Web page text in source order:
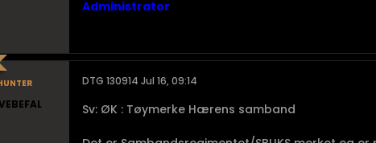
Administrator
DTG 130914 Jul 16, 09:14
Sv: ØK : Tøymerke Hærens samband